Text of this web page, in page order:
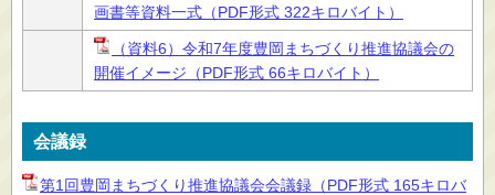
画書等資料一式（PDF形式 322キロバイト）
（資料6）令和7年度豊岡まちづくり推進協議会の
開催イメージ（PDF形式 66キロバイト）
会議録
第1回豊岡まちづくり推進協議会会議録（PDF形式 165キロバ